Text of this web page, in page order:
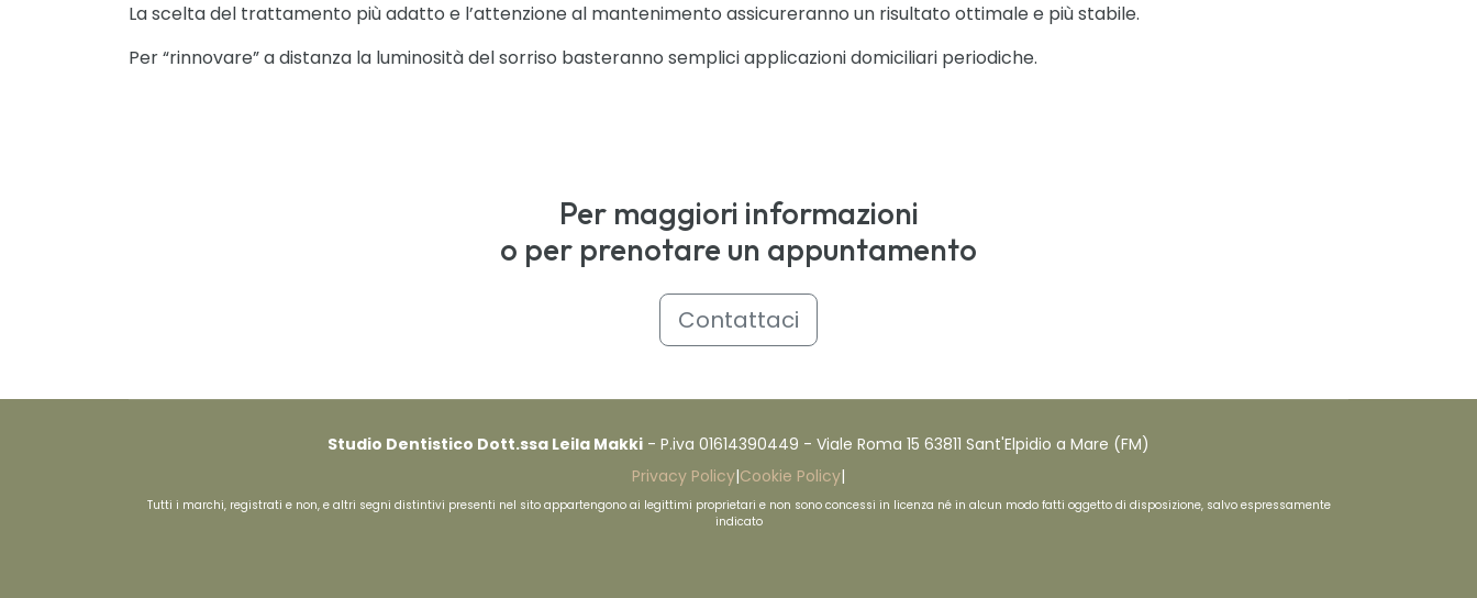
La scelta del trattamento più adatto e l’attenzione al mantenimento assicureranno un risultato ottimale e più stabile.
Per “rinnovare” a distanza la luminosità del sorriso basteranno semplici applicazioni domiciliari periodiche.
Per maggiori informazioni
o per prenotare un appuntamento
Contattaci
Studio Dentistico Dott.ssa Leila Makki - P.iva 01614390449 - Viale Roma 15 63811 Sant'Elpidio a Mare (FM)
Privacy Policy|Cookie Policy|
Tutti i marchi, registrati e non, e altri segni distintivi presenti nel sito appartengono ai legittimi proprietari e non sono concessi in licenza né in alcun modo fatti oggetto di disposizione, salvo espressamente
indicato